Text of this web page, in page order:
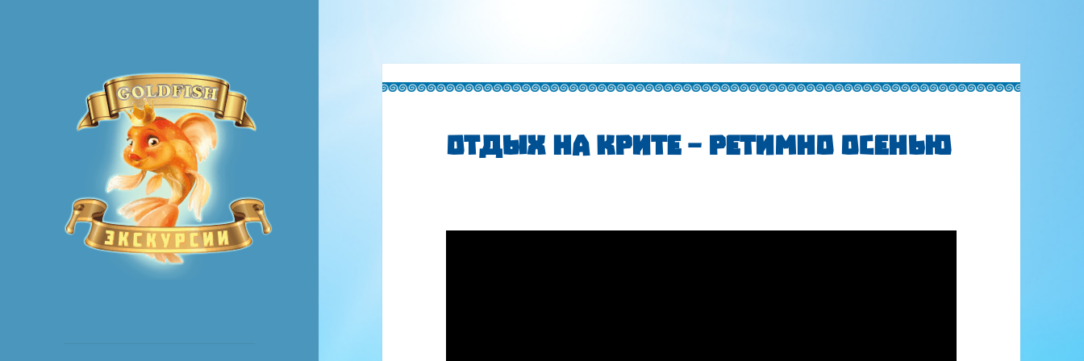
Отдых на Крите – Ретимно осенью